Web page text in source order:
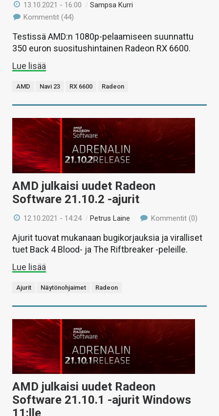
13.10.2021 - 16:00 /Sampsa Kurri
Kommentit (44)
Testissä AMD:n 1080p-pelaamiseen suunnattu
350 euron suositushintainen Radeon RX 6600.
Lue lisää
AMD Navi 23 RX 6600 Radeon
AMD julkaisi uudet Radeon
Software 21.10.2 -ajurit
12.10.2021 - 14:24 /Petrus Laine Kommentit (0)
Ajurit tuovat mukanaan bugikorjauksia ja viralliset
tuet Back 4 Blood- ja The Riftbreaker -peleille.
Lue lisää
Ajurit Näytönohjaimet Radeon
AMD julkaisi uudet Radeon
Software 21.10.1 -ajurit Windows
11:lle